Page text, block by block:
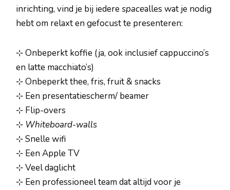
inrichting, vind je bij iederespacealles wat je nodig
hebt om relaxt en gefocust te presenteren:
⊹ Onbeperkt koffie (ja, ook inclusief cappuccino’s
en latte macchiato’s)
⊹ Onbeperkt thee, fris, fruit & snacks
⊹ Een presentatiescherm/ beamer
⊹ Flip-overs
⊹ Whiteboard-walls
⊹ Snelle wifi
⊹ Een Apple TV
⊹ Veel daglicht
⊹ Een professioneel team dat altijd voor je